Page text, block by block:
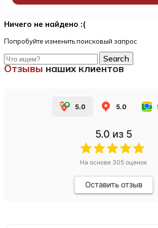
Ничего не найдено :(
Попробуйте изменить поисковый запрос
Search
Отзывынаших клиентов
5.0 5.0
5.0 из 5
На основе 305 оценок
Оставить отзыв